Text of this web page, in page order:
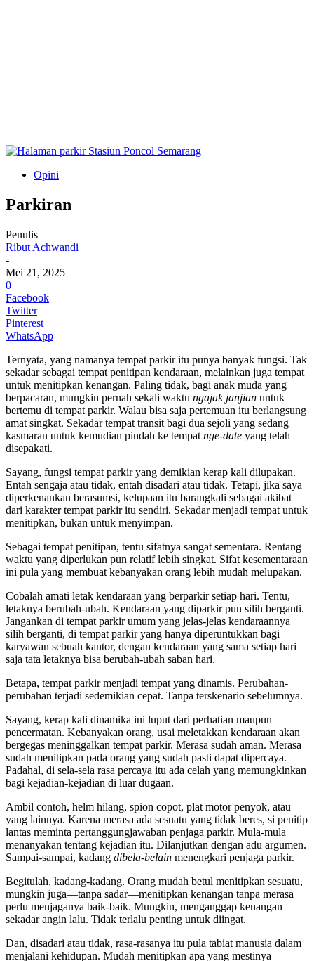
Opini
Parkiran
Penulis
Ribut Achwandi
-
Mei 21, 2025
0
Facebook
Twitter
Pinterest
WhatsApp
Ternyata, yang namanya tempat parkir itu punya banyak fungsi. Tak
sekadar sebagai tempat penitipan kendaraan, melainkan juga tempat
untuk menitipkan kenangan. Paling tidak, bagi anak muda yang
berpacaran, mungkin pernah sekali waktu ngajak janjian untuk
bertemu di tempat parkir. Walau bisa saja pertemuan itu berlangsung
amat singkat. Sekadar tempat transit bagi dua sejoli yang sedang
kasmaran untuk kemudian pindah ke tempat nge-date yang telah
disepakati.
Sayang, fungsi tempat parkir yang demikian kerap kali dilupakan.
Entah sengaja atau tidak, entah disadari atau tidak. Tetapi, jika saya
diperkenankan berasumsi, kelupaan itu barangkali sebagai akibat
dari karakter tempat parkir itu sendiri. Sekadar menjadi tempat untuk
menitipkan, bukan untuk menyimpan.
Sebagai tempat penitipan, tentu sifatnya sangat sementara. Rentang
waktu yang diperlukan pun relatif lebih singkat. Sifat kesementaraan
ini pula yang membuat kebanyakan orang lebih mudah melupakan.
Cobalah amati letak kendaraan yang berparkir setiap hari. Tentu,
letaknya berubah-ubah. Kendaraan yang diparkir pun silih berganti.
Jangankan di tempat parkir umum yang jelas-jelas kendaraannya
silih berganti, di tempat parkir yang hanya diperuntukkan bagi
karyawan sebuah kantor, dengan kendaraan yang sama setiap hari
saja tata letaknya bisa berubah-ubah saban hari.
Betapa, tempat parkir menjadi tempat yang dinamis. Perubahan-
perubahan terjadi sedemikian cepat. Tanpa terskenario sebelumnya.
Sayang, kerap kali dinamika ini luput dari perhatian maupun
pencermatan. Kebanyakan orang, usai meletakkan kendaraan akan
bergegas meninggalkan tempat parkir. Merasa sudah aman. Merasa
sudah menitipkan pada orang yang sudah pasti dapat dipercaya.
Padahal, di sela-sela rasa percaya itu ada celah yang memungkinkan
bagi kejadian-kejadian di luar dugaan.
Ambil contoh, helm hilang, spion copot, plat motor penyok, atau
yang lainnya. Karena merasa ada sesuatu yang tidak beres, si penitip
lantas meminta pertanggungjawaban penjaga parkir. Mula-mula
menanyakan tentang kejadian itu. Dilanjutkan dengan adu argumen.
Sampai-sampai, kadang dibela-belain menengkari penjaga parkir.
Begitulah, kadang-kadang. Orang mudah betul menitipkan sesuatu,
mungkin juga—tanpa sadar—menitipkan kenangan tanpa merasa
perlu menjaganya baik-baik. Mungkin, menganggap kenangan
sekadar angin lalu. Tidak terlalu penting untuk diingat.
Dan, disadari atau tidak, rasa-rasanya itu pula tabiat manusia dalam
menjalani kehidupan. Mudah menitipkan apa yang mestinya